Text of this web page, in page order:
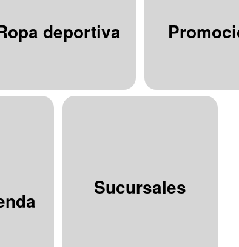
deportiva
Sucursales